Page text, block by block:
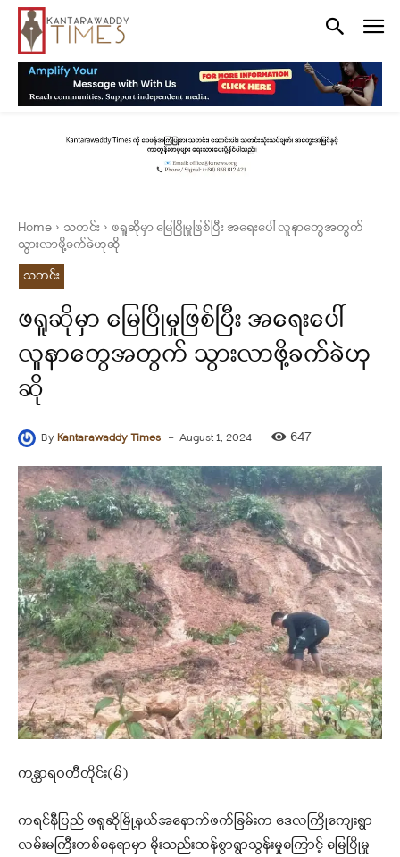
Home သတင်း
ဖရူဆိုမှာ မြေပြိုမှုဖြစ်ပြီး အရေးပေါ် လူနာတွေအတွက်
သွားလာဖို့ခက်ခဲဟုဆို
သတင်း
ဖရူဆိုမှာ မြေပြိုမှုဖြစ်ပြီး အရေးပေါ်
လူနာတွေအတွက် သွားလာဖို့ခက်ခဲဟု
ဆို
ByKantarawaddy Times - August 1, 2024 647
ကန္တာရဝတီတိုင်း(မ်)
ကရင်နီပြည် ဖရူဆိုမြို့နယ်အနောက်ဖက်ခြမ်းက ဒေလကြိုကျေးရွာ
လမ်းမကြီးတစ်နေရာမှာ မိုးသည်းထန်စွာရွာသွန်းမှုကြောင့် မြေပြိုမှု